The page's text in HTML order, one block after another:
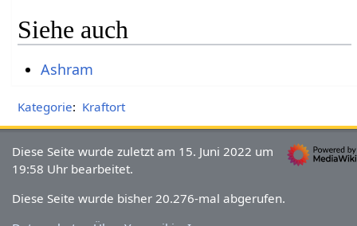
Siehe auch
Ashram
Kategorie: Kraftort
Diese Seite wurde zuletzt am 15. Juni 2022 um
19:58 Uhr bearbeitet.
Diese Seite wurde bisher 20.276-mal abgerufen.